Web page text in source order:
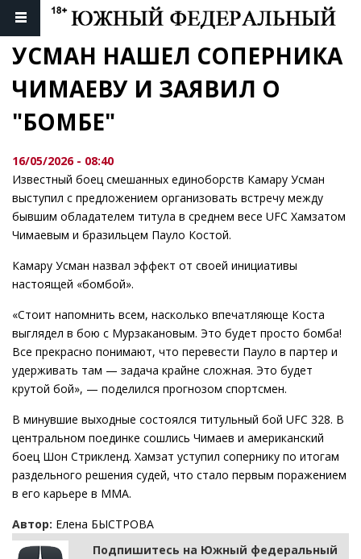
УСМАН НАШЕЛ СОПЕРНИКА
ЧИМАЕВУ И ЗАЯВИЛ О
"БОМБЕ"
16/05/2026 - 08:40
Известный боец смешанных единоборств Камару Усман
выступил с предложением организовать встречу между
бывшим обладателем титула в среднем весе UFC Хамзатом
Чимаевым и бразильцем Пауло Костой.
Камару Усман назвал эффект от своей инициативы
настоящей «бомбой».
«Стоит напомнить всем, насколько впечатляюще Коста
выглядел в бою с Мурзакановым. Это будет просто бомба!
Все прекрасно понимают, что перевести Пауло в партер и
удерживать там — задача крайне сложная. Это будет
крутой бой», — поделился прогнозом спортсмен.
В минувшие выходные состоялся титульный бой UFC 328. В
центральном поединке сошлись Чимаев и американский
боец Шон Стрикленд. Хамзат уступил сопернику по итогам
раздельного решения судей, что стало первым поражением
в его карьере в ММА.
Автор: Елена БЫСТРОВА
Подпишитесь на Южный федеральный